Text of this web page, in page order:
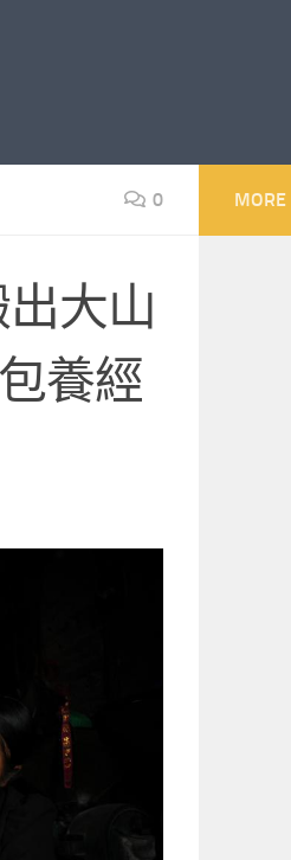
0
大山
養經
MORE